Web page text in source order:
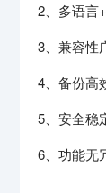
2、多语言
3、兼容性
4、备份高
5、安全稳
6、功能无